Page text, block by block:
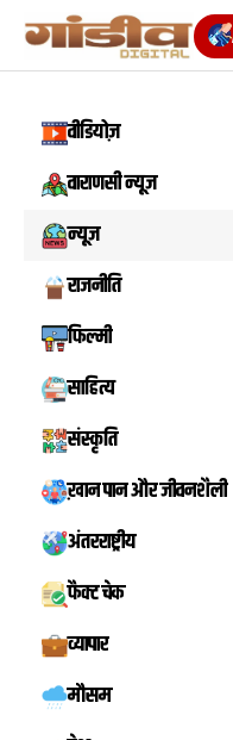
वीडियोज़
वाराणसी न्यूज़
न्यूज़
राजनीति
फिल्मी
साहित्य
संस्कृति
ख़ान पान और जीवनशैली
अंतरराष्ट्रीय
फैक्ट चेक
व्यापार
मौसम